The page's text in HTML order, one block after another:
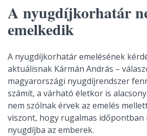
A nyugdíjkorhatár
emelkedik
A nyugdíjkorhatár emelésének
aktuálisnak Kármán András –
magyarországi nyugdíjrendszer
számít, a várható életkor is
nem szólnak érvek az emelés
viszont, hogy rugalmas időpontban
nyugdíjba az emberek.